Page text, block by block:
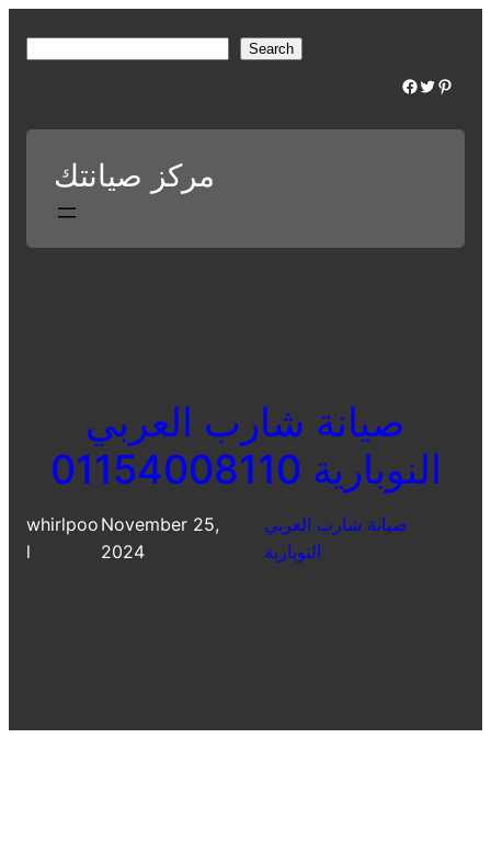
r
Search
Facebook Twitter Pinterest
مركز صيانتك
صيانة شارب العربي
النوبارية 01154008110
whirlpoo
l
November 25,
2024
صيانة شارب العربي
النوبارية